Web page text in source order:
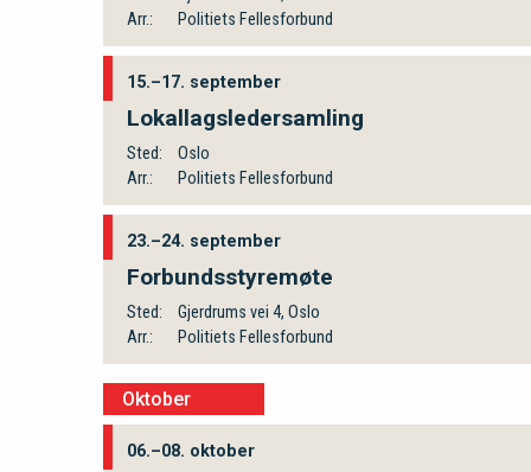
Arr.:
Politiets Fellesforbund
15.–17. september
Lokallagsledersamling
Sted:
Oslo
Arr.:
Politiets Fellesforbund
23.–24. september
Forbundsstyremøte
Sted:
Gjerdrums vei 4, Oslo
Arr.:
Politiets Fellesforbund
Oktober
06.–08. oktober